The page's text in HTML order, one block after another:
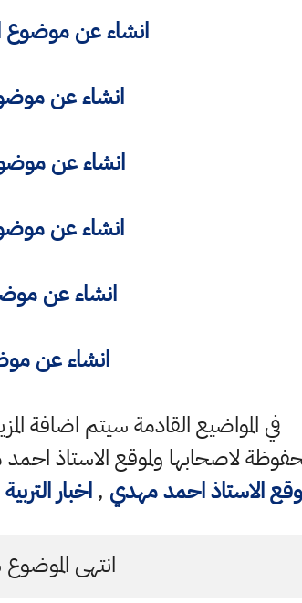
انشاء عن موضوع
انشاء عن
انشاء عن
انشاء عن
انشاء عن
انشاء عن
في المواضيع القادمة سيتم اضافة
لاصحابها ولموقع الاستاذ
الاستاذ احمد مهدي ,اخبار التربية
انتهى